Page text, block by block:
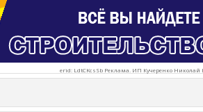
erid: LdtCKcsSb Реклама. ИП Кучеренко Николай